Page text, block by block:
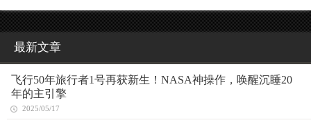
最新文章
飞行50年旅行者1号再获新生！NASA神操作，唤醒沉睡20
年的主引擎
2025/05/17